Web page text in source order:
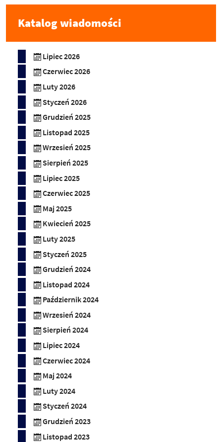
Katalog wiadomości
Lipiec 2026
Czerwiec 2026
Luty 2026
Styczeń 2026
Grudzień 2025
Listopad 2025
Wrzesień 2025
Sierpień 2025
Lipiec 2025
Czerwiec 2025
Maj 2025
Kwiecień 2025
Luty 2025
Styczeń 2025
Grudzień 2024
Listopad 2024
Październik 2024
Wrzesień 2024
Sierpień 2024
Lipiec 2024
Czerwiec 2024
Maj 2024
Luty 2024
Styczeń 2024
Grudzień 2023
Listopad 2023